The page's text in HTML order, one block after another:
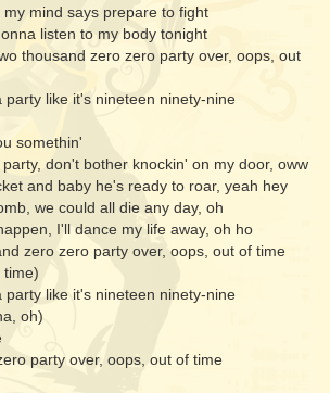
mind says prepare to fight
listen to my body tonight
thousand zero zero party over, oops, out
party like it's nineteen ninety-nine
somethin'
don't bother knockin' on my door, oww
and baby he's ready to roar, yeah hey
we could all die any day, oh
I'll dance my life away, oh ho
zero zero party over, oops, out of time
time)
party like it's nineteen ninety-nine
oh)
party over, oops, out of time